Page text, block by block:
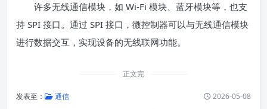
许多无线通信模块，如 Wi-Fi 模块、蓝牙模块等，也支
持 SPI 接口。通过 SPI 接口，微控制器可以与无线通信模块
进行数据交互，实现设备的无线联网功能。
正文完
发表至： 通信 2026-05-08